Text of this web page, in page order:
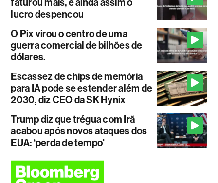
faturou mais, e ainda assim o
lucro despencou
O Pix virou o centro de uma
guerra comercial de bilhões de
dólares.
Escassez de chips de memória
para IA pode se estender além de
2030, diz CEO da SK Hynix
Trump diz que trégua com Irã
acabou após novos ataques dos
EUA: ‘perda de tempo'